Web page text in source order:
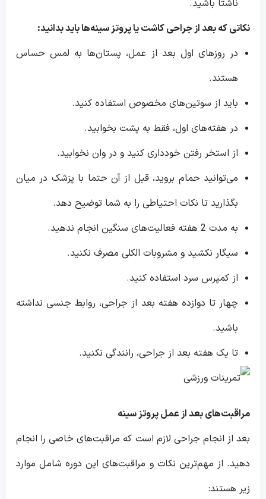
ناشتا باشید.
نکاتی که بعد از جراحی کاشت یا پروتز سینه‌ها باید بدانید:
در روزهای اول بعد از عمل، پستان‌ها به لمس حساس
هستند.
باید از سوتین‌های مخصوص استفاده کنید.
در هفته‌های اول، فقط به پشت بخوابید.
از استخر رفتن خودداری کنید و در وان نخوابید.
می‌توانید حمام بروید، قبل از آن حتما با پزشک در میان
بگذارید تا نکات احتیاطی را به شما توضیح دهد.
به مدت 2 هفته فعالیت‌های سنگین انجام ندهید.
سیگار نکشید و مشروبات الکلی مصرف نکنید.
از کمپرس سرد استفاده کنید.
چهار تا دوازده هفته بعد از جراحی، روابط جنسی نداشته
باشید.
تا یک هفته بعد از جراحی، رانندگی نکنید.
مراقبت‌های بعد از عمل پروتز سینه
بعد از انجام جراحی لازم است که مراقبت‌های خاصی را انجام
دهید. از مهم‌ترین نکات و مراقبت‌های این دوره شامل موارد
زیر هستند: